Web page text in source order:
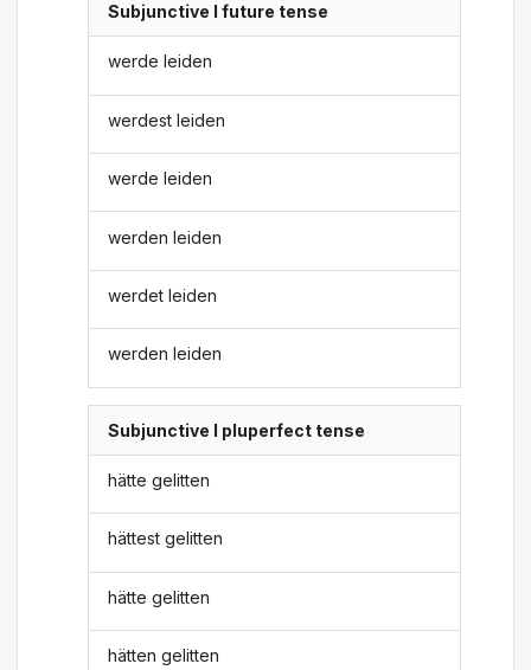
Subjunctive I future tense
werde leiden
werdest leiden
werde leiden
werden leiden
werdet leiden
werden leiden
Subjunctive I pluperfect tense
hätte gelitten
hättest gelitten
hätte gelitten
hätten gelitten